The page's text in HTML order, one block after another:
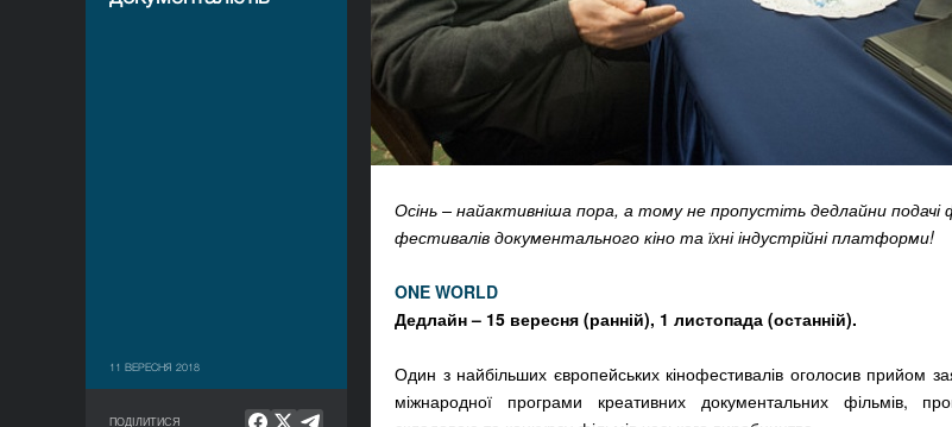
11 ВЕРЕСНЯ 2018
ПОДІЛИТИСЯ
Осінь – найактивніша пора, а тому не пропустіть дедлайни подачі
фестивалів документального кіно та їхні індустрійні платформи!
ONE WORLD
Дедлайн – 15 вересня (ранній), 1 листопада (останній).
Один з найбільших європейських кінофестивалів оголосив прийом
міжнародної програми креативних документальних фільмів,